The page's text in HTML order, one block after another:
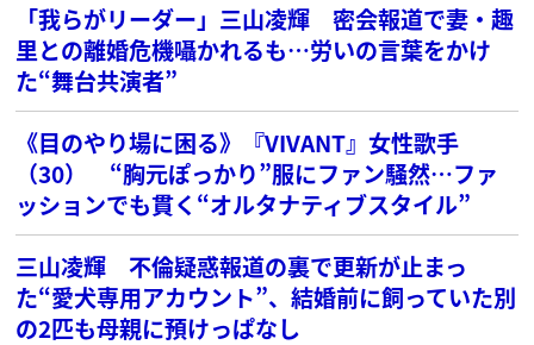
「我らがリーダー」三山凌輝 密会報道で妻・趣
里との離婚危機囁かれるも…労いの言葉をかけ
た“舞台共演者”
《目のやり場に困る》『VIVANT』女性歌手
（30） “胸元ぽっかり”服にファン騒然…ファ
ッションでも貫く“オルタナティブスタイル”
三山凌輝 不倫疑惑報道の裏で更新が止まっ
た“愛犬専用アカウント”、結婚前に飼っていた別
の2匹も母親に預けっぱなし